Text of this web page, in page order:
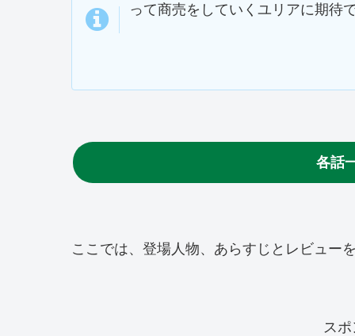
って商売をしていくユリアに期待で
各話
ここでは、登場人物、あらすじとレビュー
ス